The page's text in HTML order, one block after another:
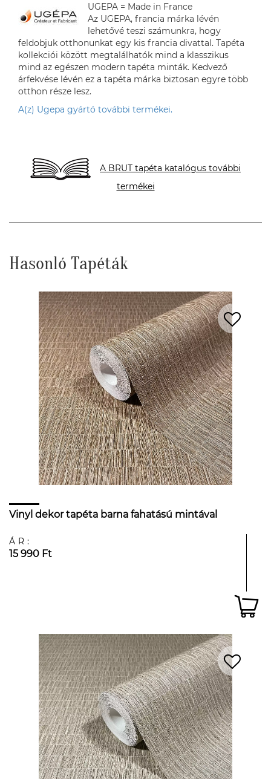
UGEPA = Made in France
Az UGEPA, francia márka lévén
lehetővé teszi számunkra, hogy
feldobjuk otthonunkat egy kis francia divattal. Tapéta
kollekciói között megtalálhatók mind a klasszikus
mind az egészen modern tapéta minták. Kedvező
árfekvése lévén ez a tapéta márka biztosan egyre több
otthon része lesz.
A(z) Ugepa gyártó további termékei.
A BRUT tapéta katalógus további
termékei
Hasonló Tapéták
Vinyl dekor tapéta barna fahatású mintával
ÁR:
15 990 Ft